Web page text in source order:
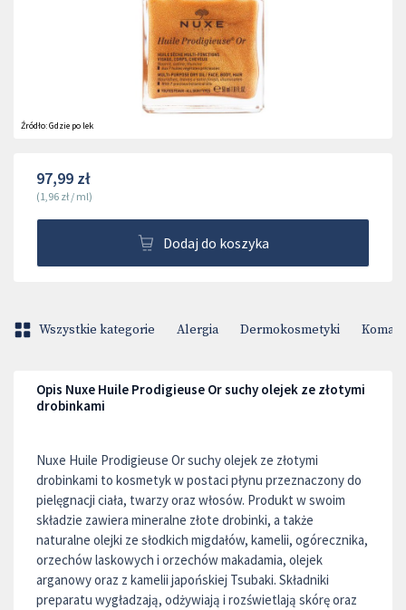
Źródło:Gdzie po lek
97,99 zł
(1,96 zł / ml)
Dodaj do koszyka
Wszystkie kategorie Alergia Dermokosmetyki
Opis Nuxe Huile Prodigieuse Or suchy olejek ze złotymi
drobinkami
Nuxe Huile Prodigieuse Or suchy olejek ze złotymi
drobinkami to kosmetyk w postaci płynu przeznaczony do
pielęgnacji ciała, twarzy oraz włosów. Produkt w swoim
składzie zawiera mineralne złote drobinki, a także
naturalne olejki ze słodkich migdałów, kamelii, ogórecznika,
orzechów laskowych i orzechów makadamia, olejek
arganowy oraz z kamelii japońskiej Tsubaki. Składniki
preparatu wygładzają, odżywiają i rozświetlają skórę oraz